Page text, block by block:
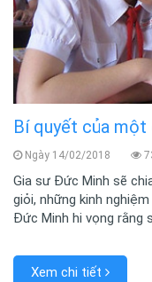
Bí quyết của một
Ngày 14/02/2018
Gia sư Đức Minh sẽ
giỏi, những kinh
Đức Minh hi vọng rằng
Xem chi tiết